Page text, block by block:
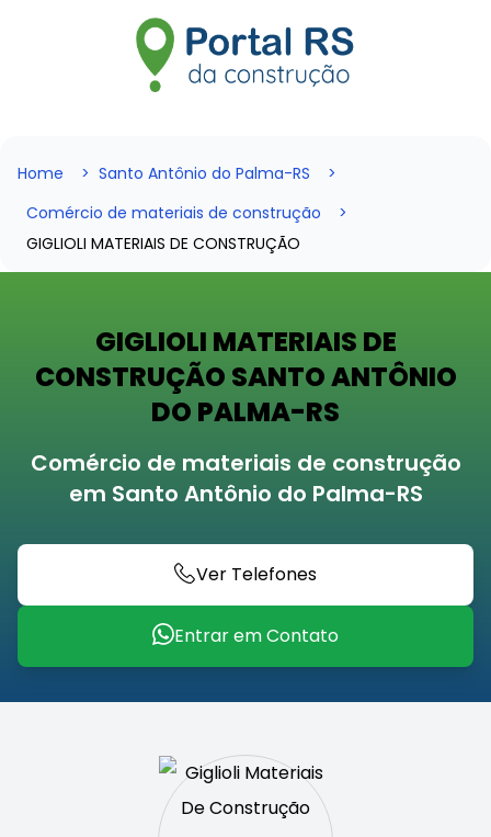
Home
Santo Antônio do Palma-RS
Comércio de materiais de construção
GIGLIOLI MATERIAIS DE CONSTRUÇÃO
GIGLIOLI MATERIAIS DE
CONSTRUÇÃO SANTO ANTÔNIO
DO PALMA-RS
Comércio de materiais de construção
em Santo Antônio do Palma-RS
Ver Telefones
Entrar em Contato